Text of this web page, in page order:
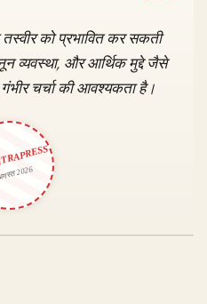
को प्रभावित कर सकती
व्यवस्था, और आर्थिक मुद्दे जैसे
चर्चा की आवश्यकता है।
2026